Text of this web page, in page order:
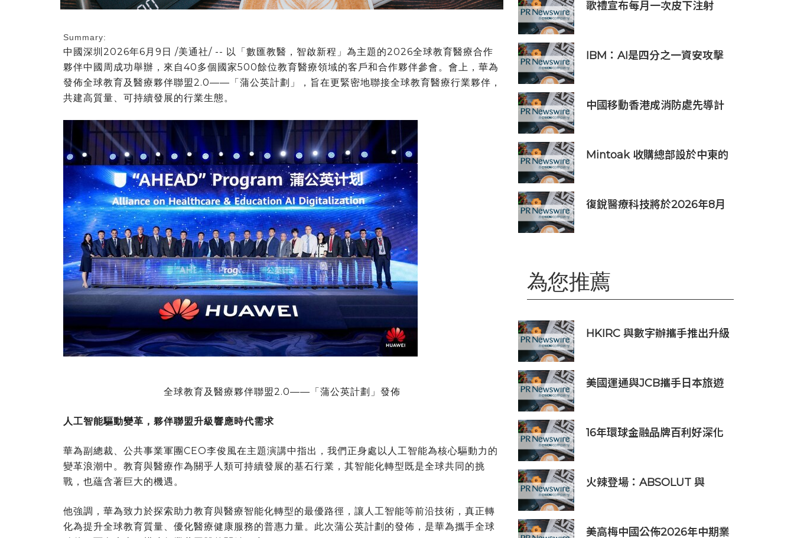
Summary:
中國深圳 2026年6月9日 /美通社/ -- 以「數匯教醫，智啟新程 」 為主題的2026全球教育醫療合作
夥伴中國周成功舉辦，來自40多個國家500餘位教育醫療領域的客戶和合作夥伴參會。會上，華為
發佈全球教育及醫療夥伴聯盟2.0——「蒲公英計劃 」 ，旨在更緊密地聯接全球教育醫療行業夥伴，
共建高質量、可持續發展的行業生態。
全球教育及醫療夥伴聯盟2.0——「蒲公英計劃」發佈
人工智能驅動變革， 夥伴聯盟升級響應時代需求
華為副總裁、公共事業軍團CEO李俊風在主題演講中指出，我們正身處以人工智能為核心驅動力的
變革浪潮中。教育與醫療作為關乎人類可持續發展的基石行業，其智能化轉型既是全球共同的挑
戰，也蘊含著巨大的機遇。
他強調，華為致力於探索助力教育與醫療智能化轉型的最優路徑，讓人工智能等前沿技術，真正轉
化為提升全球教育質量、優化醫療健康服務的普惠力量。此次蒲公英計劃的發佈 ，是華為攜手全球
歌禮宣布每月一次皮下注射
胖小鼠模型中展現出優越的減
重效果
IBM：AI是四分之一資安攻擊
中國移動香港成消防處先導計
Mintoak 收購總部設於中東的
復銳醫療科技將於2026年8月
為您推薦
HKIRC 與數字辦攜手推出升級
美國運通與JCB攜手日本旅遊
16年環球金融品牌百利好深化
火辣登場：ABSOLUT 與
美高梅中國公佈2026年中期業